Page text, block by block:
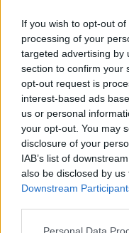
If you wish to opt-out
processing of your
targeted advertising by
section to confirm your
opt-out request is
interest-based ads
us or personal
your opt-out. You may
disclosure of your
IAB’s list of
also be disclosed by
Downstream
Please note that this
Μισιακός: «Ο
είναι υπεύθυνος και
Ελληνική Αναπτυξιακή
ανοίγει δρόμο για